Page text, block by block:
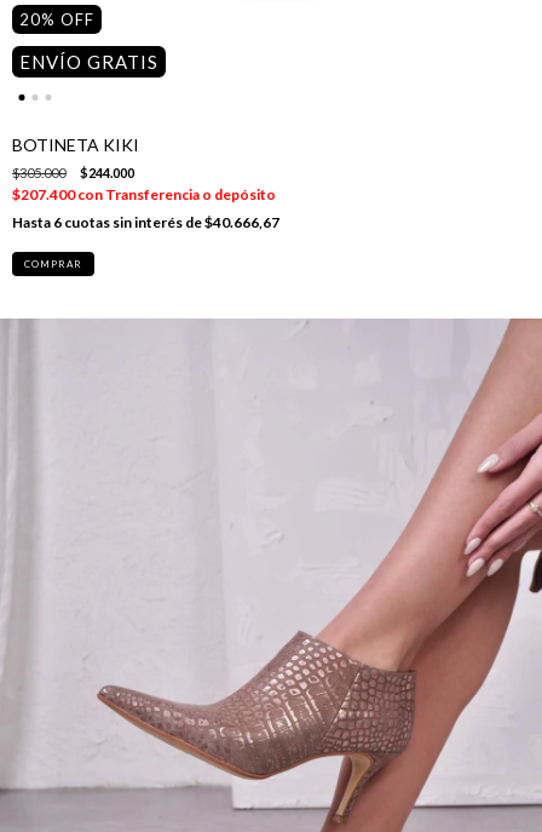
20% OFF
ENVÍO GRATIS
BOTINETA KIKI
$305.000 $244.000
$207.400con Transferencia o depósito
6 cuotas sin interés de$40.666,67
COMPRAR